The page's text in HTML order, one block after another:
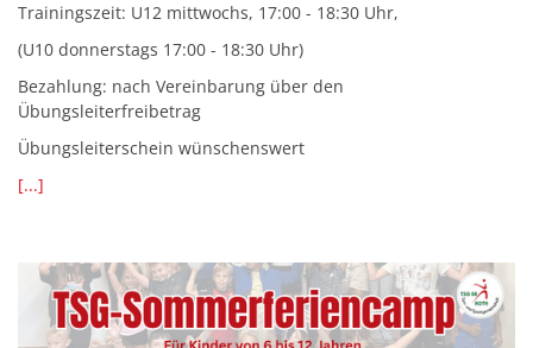
Trainingszeit: U12 mittwochs, 17:00 - 18:30 Uhr,
(U10 donnerstags 17:00 - 18:30 Uhr)
Bezahlung: nach Vereinbarung über den
Übungsleiterfreibetrag
Übungsleiterschein wünschenswert
[...]